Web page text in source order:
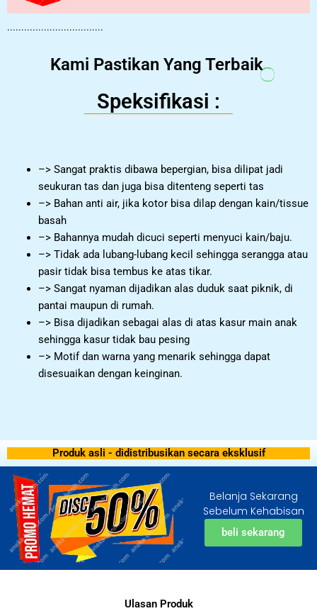
..................................
Kami Pastikan Yang Terbaik
Speksifikasi :
–> Sangat praktis dibawa bepergian, bisa dilipat jadi
seukuran tas dan juga bisa ditenteng seperti tas
–> Bahan anti air, jika kotor bisa dilap dengan kain/tissue
basah
–> Bahannya mudah dicuci seperti menyuci kain/baju.
–> Tidak ada lubang-lubang kecil sehingga serangga atau
pasir tidak bisa tembus ke atas tikar.
–> Sangat nyaman dijadikan alas duduk saat piknik, di
pantai maupun di rumah.
–> Bisa dijadikan sebagai alas di atas kasur main anak
sehingga kasur tidak bau pesing
–> Motif dan warna yang menarik sehingga dapat
disesuaikan dengan keinginan.
Produk asli - didistribusikan secara eksklusif
Belanja Sekarang
Sebelum Kehabisan
beli sekarang
Ulasan Produk